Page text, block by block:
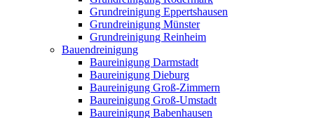
Grundreinigung Eppertshausen
Grundreinigung Münster
Grundreinigung Reinheim
Bauendreinigung
Baureinigung Darmstadt
Baureinigung Dieburg
Baureinigung Groß-Zimmern
Baureinigung Groß-Umstadt
Baureinigung Babenhausen